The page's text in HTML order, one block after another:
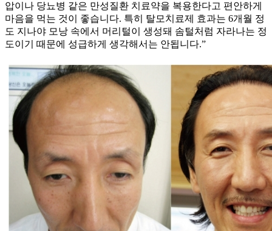
압이나 당뇨병 같은 만성질환 치료약을 복용한다고 편안하게
마음을 먹는 것이 좋습니다. 특히 탈모치료제 효과는 6개월 정
도 지나야 모낭 속에서 머리털이 생성돼 솜털처럼 자라나는 정
도이기 때문에 성급하게 생각해서는 안됩니다.”